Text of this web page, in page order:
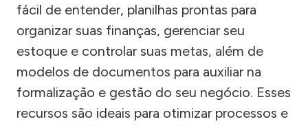
fácil de entender, planilhas prontas para
organizar suas finanças, gerenciar seu
estoque e controlar suas metas, além de
modelos de documentos para auxiliar na
formalização e gestão do seu negócio. Esses
recursos são ideais para otimizar processos e